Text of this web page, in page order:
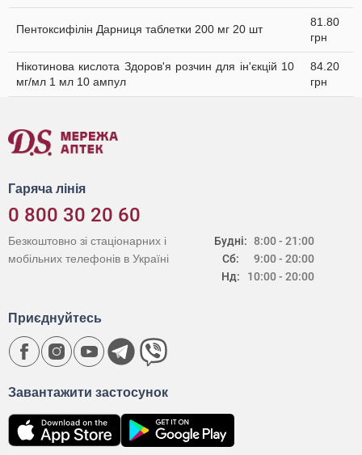
Пентоксифілін Дарниця таблетки 200 мг 20 шт
81.80
грн
Нікотинова кислота Здоров'я розчин для ін'єкцій 10
мг/мл 1 мл 10 ампул
84.20
грн
Гаряча лінія
0 800 30 20 60
Будні:
Сб:
Нд:
8:00 - 21:00
9:00 - 20:00
10:00 - 20:00
Безкоштовно зі стаціонарних і
мобільних телефонів в Україні
Завантажити застосунок
Приєднуйтесь